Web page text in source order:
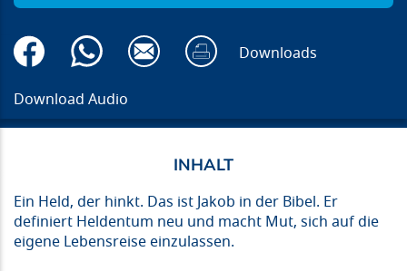
Downloads
Download Audio
Ein Held, der hinkt. Das ist Jakob in der Bibel. Er
definiert Heldentum neu und macht Mut, sich auf die
eigene Lebensreise einzulassen.